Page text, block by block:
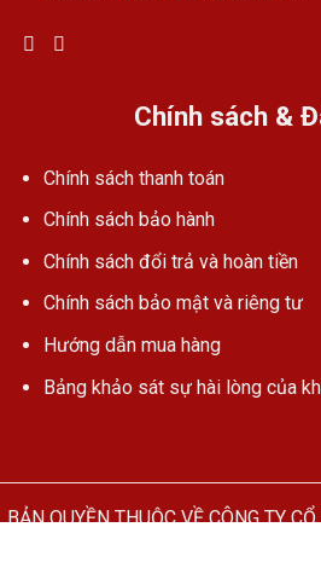
Chính sách &
Chính sách thanh toán
Chính sách bảo hành
Chính sách đổi trả và hoàn tiền
Chính sách bảo mật và riêng tư
Hướng dẫn mua hàng
Bảng khảo sát sự hài lòng của
BẢN QUYỀN THUỘC VỀ CÔNG TY
TẠO & CHUYỂN GIAO